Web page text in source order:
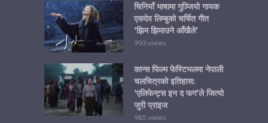
चिनियाँ भाषामा गुञ्जियो गायक
एकदेव लिम्बुको चर्चित गीत
‘झिम झिमाउने आँखैले’
993 views
कान्स फिल्म फेस्टिभलमा नेपाली
चलचित्रको इतिहास:
‘एलिफेन्ट्स इन द फग’ले जित्यो
जुरी प्राइज
985 views